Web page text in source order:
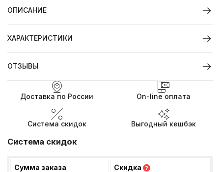
ОПИСАНИЕ
ХАРАКТЕРИСТИКИ
ОТЗЫВЫ
Доставка по России On-line оплата
Система скидок Выгодный кешбэк
Система скидок
Сумма заказа Скидка ?